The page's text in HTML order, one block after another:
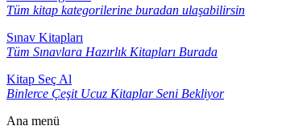
Tüm kitap kategorilerine buradan ulaşabilirsin
Sınav Kitapları
Tüm Sınavlara Hazırlık Kitapları Burada
Kitap Seç Al
Binlerce Çeşit Ucuz Kitaplar Seni Bekliyor
Ana menü